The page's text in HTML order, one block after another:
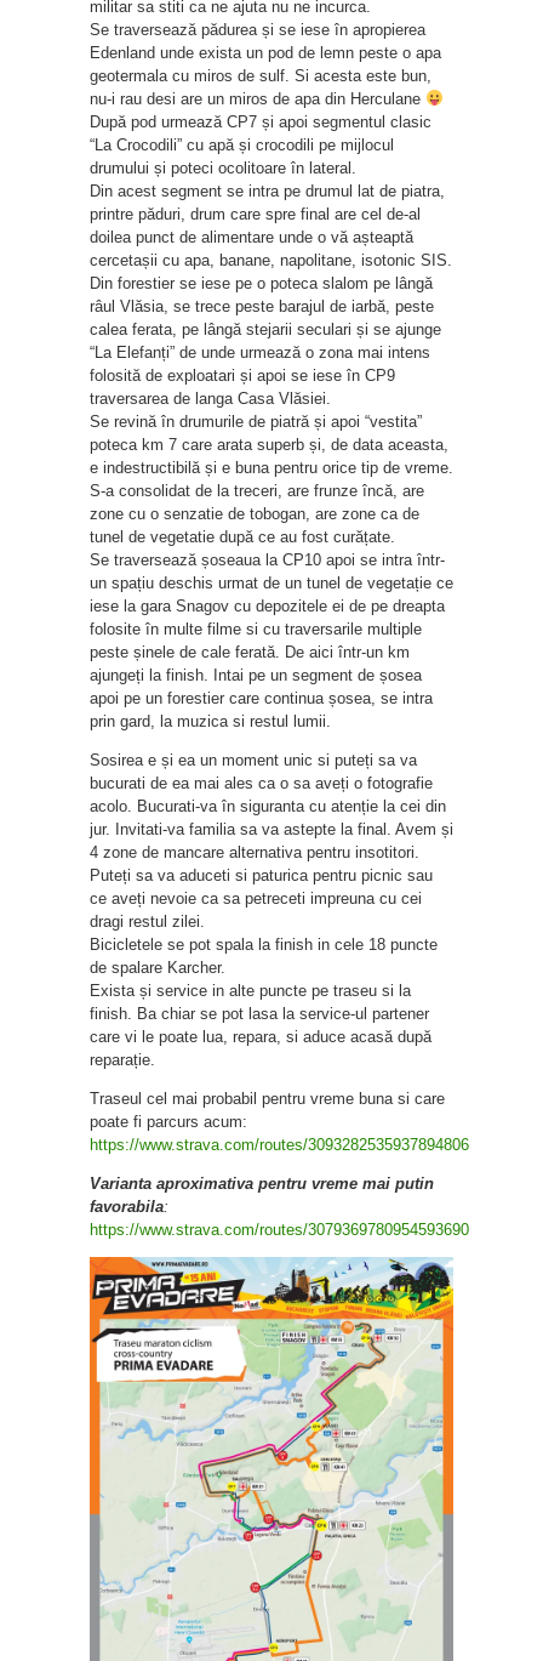
militar sa stiti ca ne ajuta nu ne incurca.
Se traversează pădurea și se iese în apropierea
Edenland unde exista un pod de lemn peste o apa
geotermala cu miros de sulf. Si acesta este bun,
nu-i rau desi are un miros de apa din Herculane
După pod urmează CP7 și apoi segmentul clasic
“La Crocodili” cu apă și crocodili pe mijlocul
drumului și poteci ocolitoare în lateral.
Din acest segment se intra pe drumul lat de piatra,
printre păduri, drum care spre final are cel de-al
doilea punct de alimentare unde o vă așteaptă
cercetașii cu apa, banane, napolitane, isotonic SIS.
Din forestier se iese pe o poteca slalom pe lângă
râul Vlăsia, se trece peste barajul de iarbă, peste
calea ferata, pe lângă stejarii seculari și se ajunge
“La Elefanți” de unde urmează o zona mai intens
folosită de exploatari și apoi se iese în CP9
traversarea de langa Casa Vlăsiei.
Se revină în drumurile de piatră și apoi “vestita”
poteca km 7 care arata superb și, de data aceasta,
e indestructibilă și e buna pentru orice tip de vreme.
S-a consolidat de la treceri, are frunze încă, are
zone cu o senzatie de tobogan, are zone ca de
tunel de vegetatie după ce au fost curățate.
Se traversează șoseaua la CP10 apoi se intra într-
un spațiu deschis urmat de un tunel de vegetație ce
iese la gara Snagov cu depozitele ei de pe dreapta
folosite în multe filme si cu traversarile multiple
peste șinele de cale ferată. De aici într-un km
ajungeți la finish. Intai pe un segment de șosea
apoi pe un forestier care continua șosea, se intra
prin gard, la muzica si restul lumii.
Sosirea e și ea un moment unic si puteți sa va
bucurati de ea mai ales ca o sa aveți o fotografie
acolo. Bucurati-va în siguranta cu atenție la cei din
jur. Invitati-va familia sa va astepte la final. Avem și
4 zone de mancare alternativa pentru insotitori.
Puteți sa va aduceti si paturica pentru picnic sau
ce aveți nevoie ca sa petreceti impreuna cu cei
dragi restul zilei.
Bicicletele se pot spala la finish in cele 18 puncte
de spalare Karcher.
Exista și service in alte puncte pe traseu si la
finish. Ba chiar se pot lasa la service-ul partener
care vi le poate lua, repara, si aduce acasă după
reparație.
Traseul cel mai probabil pentru vreme buna si care
poate fi parcurs acum:
https://www.strava.com/routes/3093282535937894806
Varianta aproximativa pentru vreme mai putin
favorabila:
https://www.strava.com/routes/3079369780954593690